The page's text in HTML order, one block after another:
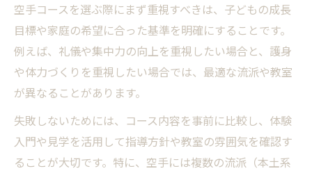
空手が子どもの体力や自信に与える影響
空手を通じて学べる護身や思いやりの心
空手コースで子どもの成長を実感するポイ
ント
空手が教育効果をもたらす理由を徹底解説
さまざまな流派における空手の特徴解説
空手の主要流派ごとの技や型の違いを解説
空手コースを選ぶ際にまず重視すべきは、子どもの成長
目標や家庭の希望に合った基準を明確にすることです。
例えば、礼儀や集中力の向上を重視したい場合と、護身
や体力づくりを重視したい場合では、最適な流派や教室
が異なることがあります。
失敗しないためには、コース内容を事前に比較し、体験
入門や見学を活用して指導方針や教室の雰囲気を確認す
ることが大切です。特に、空手には複数の流派（本土系